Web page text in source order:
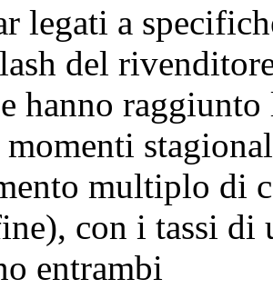
legati a
del
hanno
momenti
multiplo di
con i tassi di
entrambi